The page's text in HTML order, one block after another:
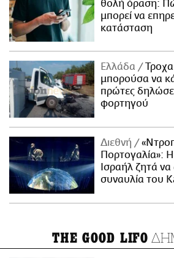
θολή όραση:
μπορεί να
κατάσταση
Ελλάδα
μπορούσα να
πρώτες
φορτηγού
Διεθνή
Πορτογαλία»:
Ισραήλ ζητά
συναυλία του
THE GOOD LIFO